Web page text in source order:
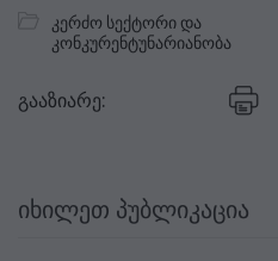
კერძო სექტორი და
კონკურენტუნარიანობა
გააზიარე:
ᲘᲮᲘᲚᲔᲗ ᲞᲣᲑᲚᲘᲙᲐᲪᲘᲐ